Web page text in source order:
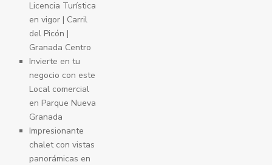
Licencia Turística
en vigor | Carril
del Picón |
Granada Centro
Invierte en tu
negocio con este
Local comercial
en Parque Nueva
Granada
Impresionante
chalet con vistas
panorámicas en